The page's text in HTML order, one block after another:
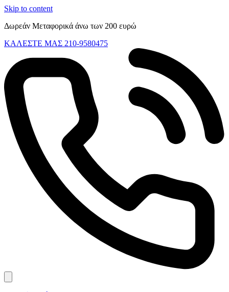
Skip to content
Δωρεάν Μεταφορικά άνω των 200 ευρώ
ΚΑΛΕΣΤΕ ΜΑΣ 210-9580475